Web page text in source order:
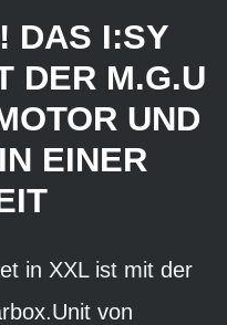
DAS I:SY
DER M.G.U
UND
EINER
in XXL ist mit der
von